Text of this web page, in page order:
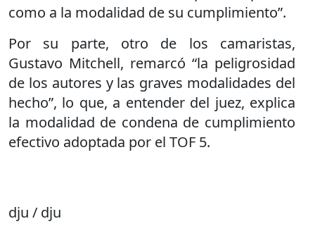
como a la modalidad de su cumplimiento”.
Por su parte, otro de los camaristas,
Gustavo Mitchell, remarcó “la peligrosidad
de los autores y las graves modalidades del
hecho”, lo que, a entender del juez, explica
la modalidad de condena de cumplimiento
efectivo adoptada por el TOF 5.
dju / dju